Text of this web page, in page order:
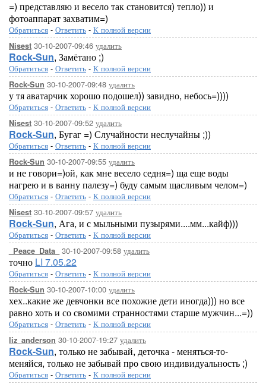
=) представляю и весело так становится) тепло)) и
фотоаппарат захватим=)
Обратиться - Ответить - К полной версии
Nisest 30-10-2007-09:46 удалить
Rock-Sun, Замётано ;)
Обратиться - Ответить - К полной версии
Rock-Sun 30-10-2007-09:48 удалить
у тя аватарчик хорошо подошел)) завидно, небось=))))
Обратиться - Ответить - К полной версии
Nisest 30-10-2007-09:52 удалить
Rock-Sun, Бугаг =) Случайности неслучайны ;))
Обратиться - Ответить - К полной версии
Rock-Sun 30-10-2007-09:55 удалить
и не говори=)ой, как мне весело седня=) ща еще воды
нагрею и в ванну палезу=) буду самым щасливым челом=)
Обратиться - Ответить - К полной версии
Nisest 30-10-2007-09:57 удалить
Rock-Sun, Ага, и с мыльными пузырями....мм...кайф)))
Обратиться - Ответить - К полной версии
_Peace_Data_ 30-10-2007-09:58 удалить
точно LI 7.05.22
Обратиться - Ответить - К полной версии
Rock-Sun 30-10-2007-10:00 удалить
хех..какие же девчонки все похожие дети иногда))) но все
равно хоть и со свомими странностями старше мужчин...=))
Обратиться - Ответить - К полной версии
liz_anderson 30-10-2007-19:27 удалить
Rock-Sun, только не забывай, деточка - меняться-то-
меняйся, только не забывай про свою индивидуальность ;)
Обратиться - Ответить - К полной версии